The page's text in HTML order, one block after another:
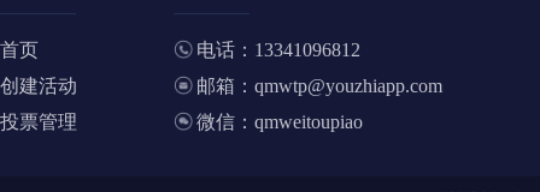
首页
创建活动
投票管理
电话：13341096812
邮箱：qmwtp@youzhiapp.com
微信：qmweitoupiao